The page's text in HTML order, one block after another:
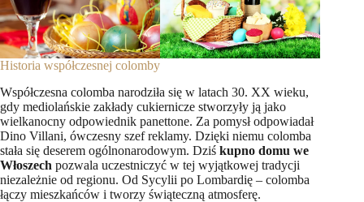
Historia współczesnej colomby
Współczesna colomba narodziła się w latach 30. XX wieku,
gdy mediolańskie zakłady cukiernicze stworzyły ją jako
wielkanocny odpowiednik panettone. Za pomysł odpowiadał
Dino Villani, ówczesny szef reklamy. Dzięki niemu colomba
stała się deserem ogólnonarodowym. Dziś kupno domu we
Włoszech pozwala uczestniczyć w tej wyjątkowej tradycji
niezależnie od regionu. Od Sycylii po Lombardię – colomba
łączy mieszkańców i tworzy świąteczną atmosferę.